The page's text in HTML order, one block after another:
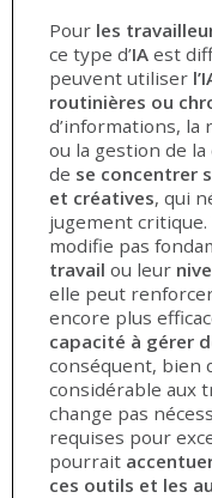
Pour les
ce type d’IA est
peuvent utiliser
routinières ou
d’informations, la
ou la gestion de
de se concentrer
et créatives, qui
jugement
modifie pas
travail ou leur
elle peut
encore plus
capacité à gérer
conséquent, bien
considérable aux
change pas
requises pour
pourrait
ces outils et les